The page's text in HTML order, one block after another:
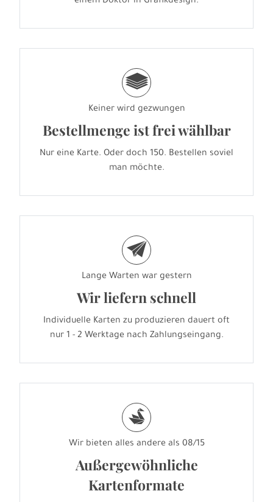
g
Keiner wird gezwungen
Bestellmenge ist frei wählbar
Nur eine Karte. Oder doch 150. Bestellen soviel
man möchte.
e
Lange Warten war gestern
Wir liefern schnell
Individuelle Karten zu produzieren dauert oft
nur 1 - 2 Werktage nach Zahlungseingang.
s
Wir bieten alles andere als 08/15
Außergewöhnliche
Kartenformate